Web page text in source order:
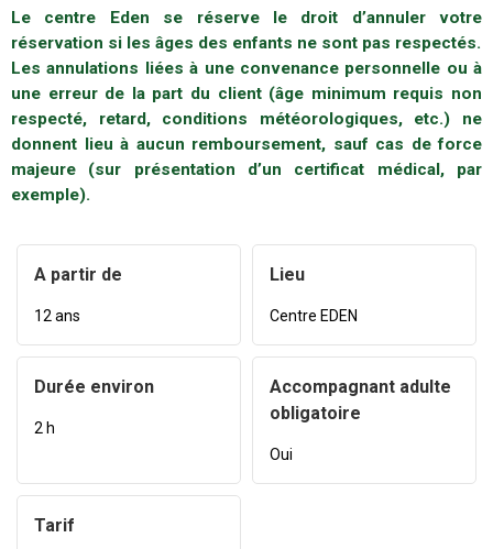
Le centre Eden se réserve le droit d’annuler votre
réservation si les âges des enfants ne sont pas respectés.
Les annulations liées à une convenance personnelle ou à
une erreur de la part du client (âge minimum requis non
respecté, retard, conditions météorologiques, etc.) ne
donnent lieu à aucun remboursement, sauf cas de force
majeure (sur présentation d’un certificat médical, par
exemple).
A partir de
12 ans
Lieu
Centre EDEN
Durée environ
2 h
Accompagnant adulte
obligatoire
Oui
Tarif